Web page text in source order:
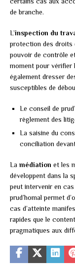
de branche.
L’inspection du
protection des droits
pouvoir de contrôle
moment pour vérifier
également dresser
susceptibles de
Le conseil de
règlement des
La saisine du
conciliation
La médiation et les
développent dans la
peut intervenir en
prud’homal permet
cas d’atteinte
rapides que le
pragmatiques aux